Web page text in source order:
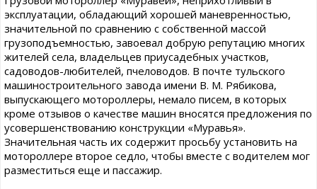
эксплуатации, обладающий хорошей маневренностью,
значительной по сравнению с собственной массой
грузоподъемностью, завоевал добрую репутацию многих
жителей села, владельцев приусадебных участков,
садоводов-любителей, пчеловодов. В почте тульского
машиностроительного завода имени В. М. Рябикова,
выпускающего мотороллеры, немало писем, в которых
кроме отзывов о качестве машин вносятся предложения по
усовершенствованию конструкции «Муравья».
Значительная часть их содержит просьбу установить на
мотороллере второе седло, чтобы вместе с водителем мог
разместиться еще и пассажир.